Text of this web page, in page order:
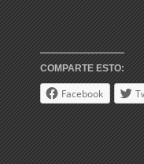
COMPARTE ESTO:
Facebook